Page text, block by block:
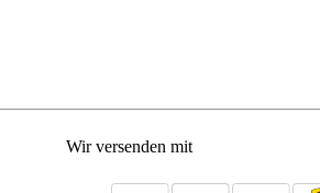
Wir versenden mit